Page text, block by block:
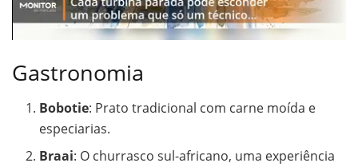
Gastronomia
Bobotie: Prato tradicional com carne moída e
especiarias.
Braai: O churrasco sul-africano, uma experiência